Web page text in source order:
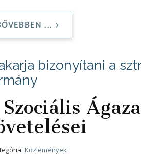
...
bizonyítani a
Közlemények